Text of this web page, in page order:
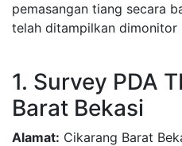
pemasangan tiang secara
telah ditampilkan dimonitor
1. Survey PDA
Barat Bekasi
Alamat: Cikarang Barat